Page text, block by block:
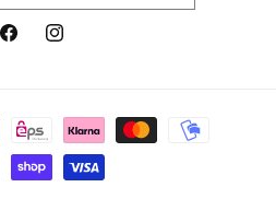
FacebookInstagram